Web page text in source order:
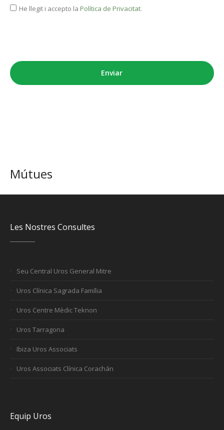
He llegit i accepto la Política de Privacitat.
Mútues
Les Nostres Consultes
Seu Central Uros General Mitre
Uros Clínica Sagrada Família
Uros Centre Mèdic Teknon
Uros Tarragona
Ibiza Uros Associats
Uros Associats Clínica Corachán
Equip Uros